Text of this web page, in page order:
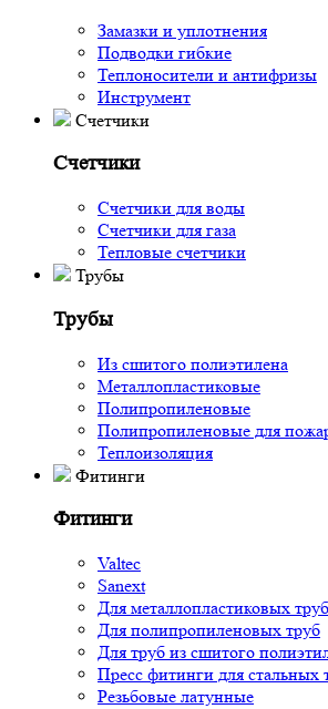
Замазки и уплотнения
Подводки гибкие
Теплоносители и антифризы
Инструмент
Счетчики
Счетчики
Счетчики для воды
Счетчики для газа
Тепловые счетчики
Трубы
Трубы
Из сшитого полиэтилена
Металлопластиковые
Полипропиленовые
Полипропиленовые для
Теплоизоляция
Фитинги
Фитинги
Valtec
Sanext
Для металлопластиковых труб
Для полипропиленовых труб
Для труб из сшитого
Пресс фитинги для
Резьбовые латунные